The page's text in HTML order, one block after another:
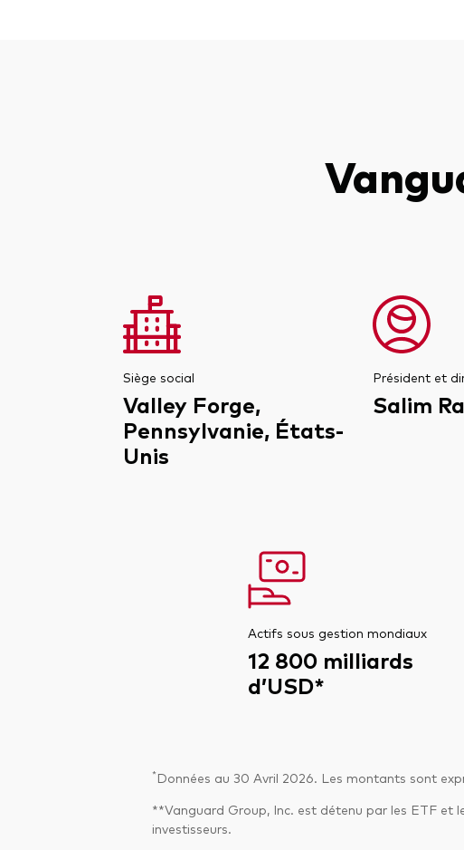
Siège social
Valley Forge,
Pennsylvanie, États-
Unis
Président et
Salim
Actifs sous gestion mondiaux
12 800 milliards
d’USD*
*Données au 30 Avril 2026. Les montants sont
**Vanguard Group, Inc. est détenu par les ETF et
investisseurs.